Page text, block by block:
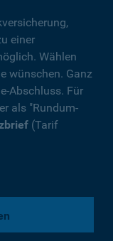
einer
Wählen
wünschen. Ganz
Abschluss. Für
als "Rundum-
(Tarif